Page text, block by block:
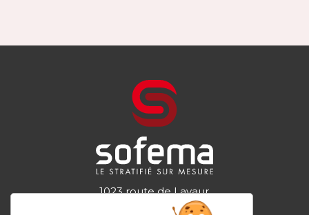
1023 route de Lavaur
81300 GRAULHET